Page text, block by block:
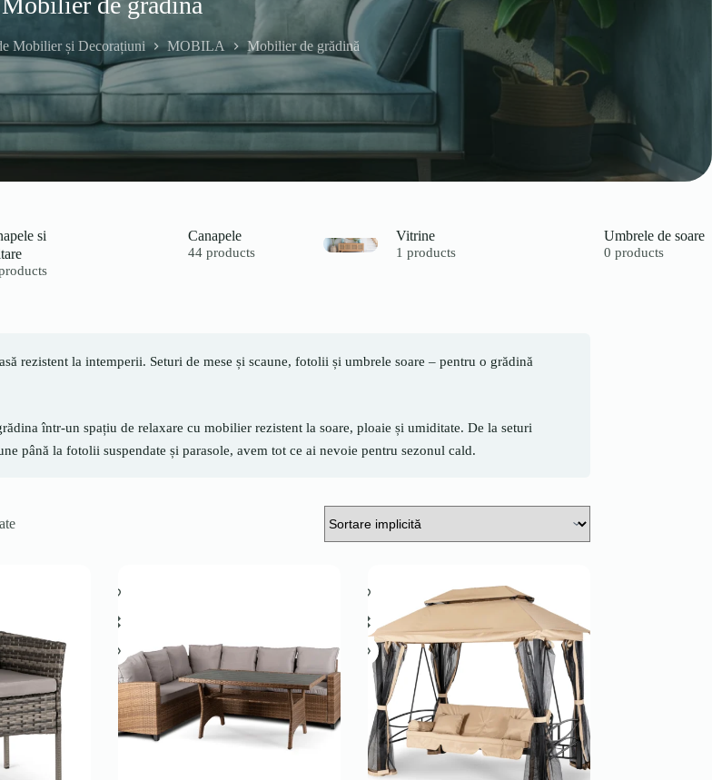
Mobilier și Decorațiuni MOBILA Mobilier de grădină
si
Canapele
44 products
Vitrine
1 products
Umbrele de soare
0 products
rezistent la intemperii. Seturi de mese și scaune, fotolii și umbrele soare – pentru o grădină
într-un spațiu de relaxare cu mobilier rezistent la soare, ploaie și umiditate. De la seturi
până la fotolii suspendate și parasole, avem tot ce ai nevoie pentru sezonul cald.